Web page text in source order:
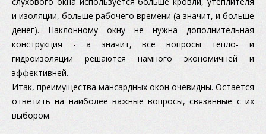
и изоляции, больше рабочего времени (а значит, и больше
денег). Наклонному окну не нужна дополнительная
конструкция - а значит, все вопросы тепло- и
гидроизоляции решаются намного экономичней и
эффективней.
Итак, преимущества мансардных окон очевидны. Остается
ответить на наиболее важные вопросы, связанные с их
выбором.